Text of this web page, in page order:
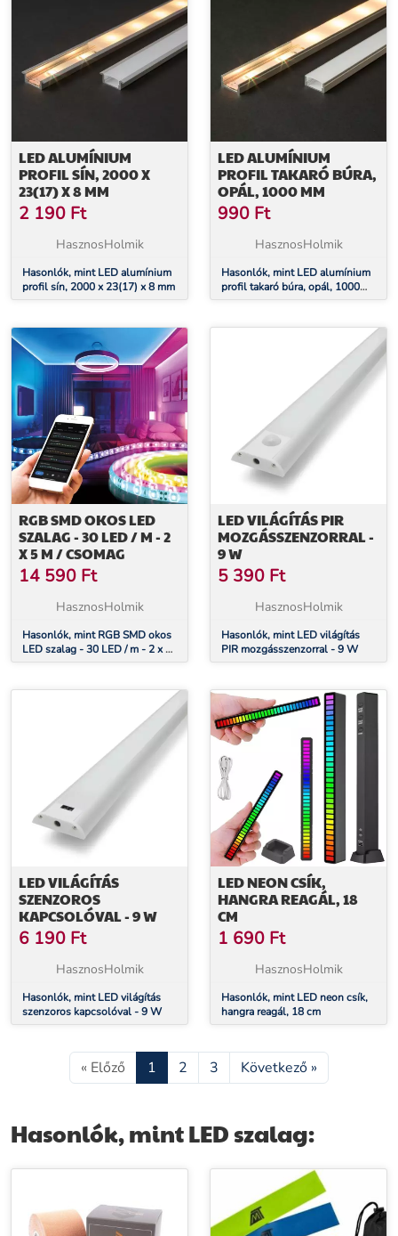
LED ALUMÍNIUM
PROFIL SÍN, 2000 X
23(17) X 8 MM
2 190 Ft
HasznosHolmik
Hasonlók, mint LED alumínium
profil sín, 2000 x 23(17) x 8 mm
LED ALUMÍNIUM
PROFIL TAKARÓ BÚRA,
OPÁL, 1000 MM
990 Ft
HasznosHolmik
Hasonlók, mint LED alumínium
profil takaró búra, opál, 1000
mm
RGB SMD OKOS LED
SZALAG - 30 LED / M - 2
X 5 M / CSOMAG
14 590 Ft
HasznosHolmik
Hasonlók, mint RGB SMD okos
LED szalag - 30 LED / m - 2 x 5
m / csomag
LED VILÁGÍTÁS PIR
MOZGÁSSZENZORRAL -
9 W
5 390 Ft
HasznosHolmik
Hasonlók, mint LED világítás
PIR mozgásszenzorral - 9 W
LED VILÁGÍTÁS
SZENZOROS
KAPCSOLÓVAL - 9 W
6 190 Ft
HasznosHolmik
Hasonlók, mint LED világítás
szenzoros kapcsolóval - 9 W
LED NEON CSÍK,
HANGRA REAGÁL, 18
CM
1 690 Ft
HasznosHolmik
Hasonlók, mint LED neon csík,
hangra reagál, 18 cm
« Előző 1 2 3 Következő »
Hasonlók, mint LED szalag: